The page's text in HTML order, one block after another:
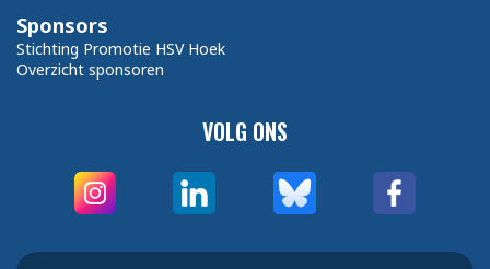
VOLG ONS
Sponsors
Stichting Promotie HSV Hoek
Overzicht sponsoren